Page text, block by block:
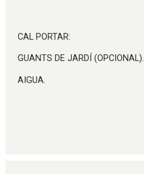
CAL PORTAR:
GUANTS DE JARDÍ (OPCIONAL).
AIGUA.